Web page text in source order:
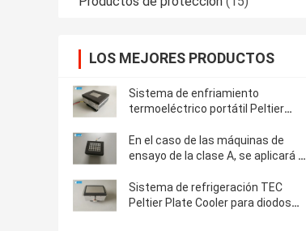
LOS MEJORES PRODUCTOS
Sistema de enfriamiento
termoeléctrico portátil Peltier
En el caso de las máquinas de
ensayo de la clase A, se aplicará el
Sistema de refrigeración TEC
Peltier Plate Cooler para diodos